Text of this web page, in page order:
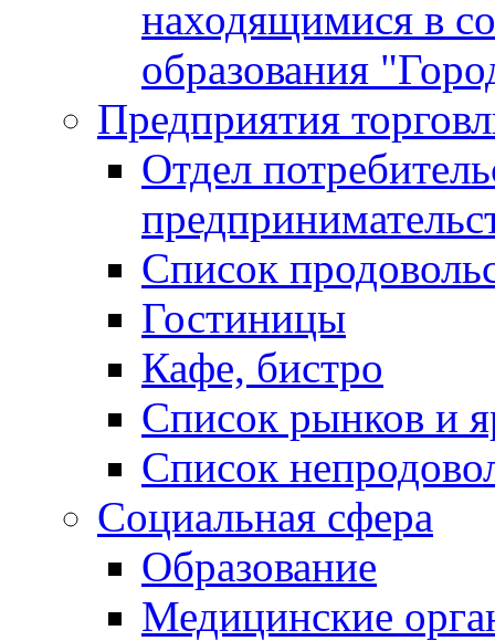
находящимися в
образования
Предприятия
Отдел
Список
Гостиницы
Кафе, бистро
Cписок рынков и
Список
Социальная сфера
Образование
Медицинские